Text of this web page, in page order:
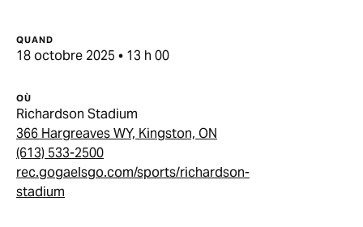
QUAND
18 octobre 2025 • 13 h 00
OÙ
Richardson Stadium
366 Hargreaves WY, Kingston, ON
(613) 533-2500
rec.gogaelsgo.com/sports/richardson-
stadium